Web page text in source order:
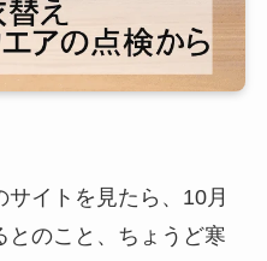
イトを見たら、10月
とのこと、ちょうど寒